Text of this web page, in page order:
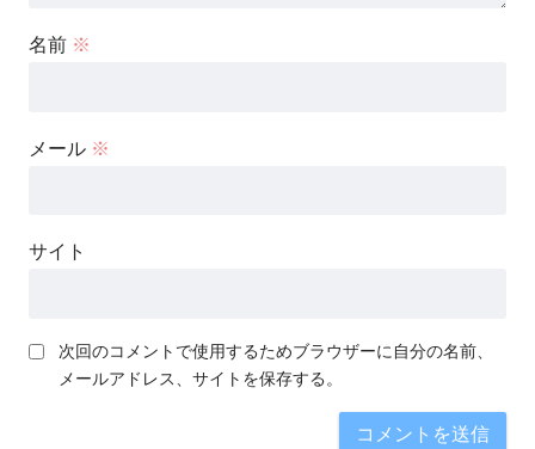
名前 ※
メール ※
サイト
次回のコメントで使用するためブラウザーに自分の名前、
メールアドレス、サイトを保存する。